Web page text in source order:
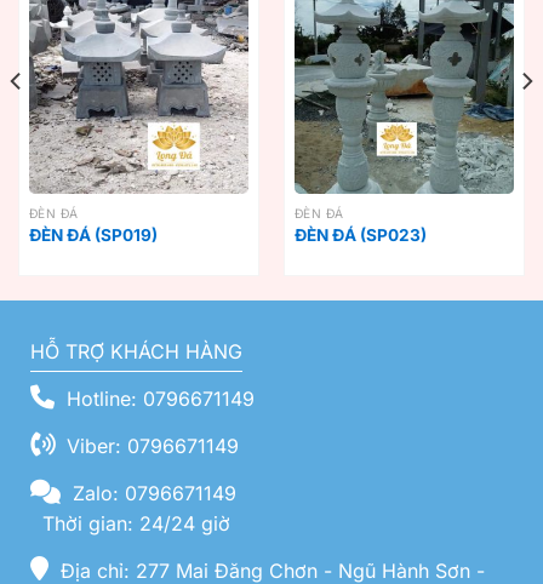
ĐÈN ĐÁ
ĐÈN ĐÁ (SP019)
ĐÈN ĐÁ
ĐÈN ĐÁ (SP023)
HỖ TRỢ KHÁCH HÀNG
Hotline: 0796671149
Viber: 0796671149
Zalo: 0796671149
Thời gian: 24/24 giờ
Địa chỉ: 277 Mai Đăng Chơn - Ngũ Hành Sơn -